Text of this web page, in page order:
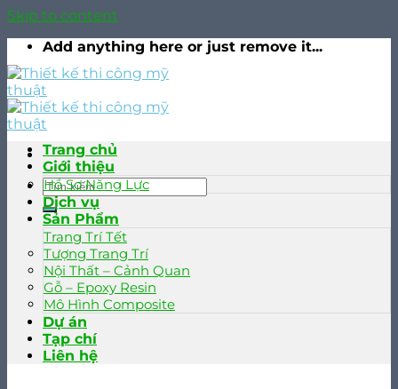
Skip to content
Add anything here or just remove it...
Trang chủ
Giới thiệu
Hồ Sơ Năng Lực
Dịch vụ
Sản Phẩm
Trang Trí Tết
Tượng Trang Trí
Nội Thất – Cảnh Quan
Gỗ – Epoxy Resin
Mô Hình Composite
Dự án
Tạp chí
Liên hệ